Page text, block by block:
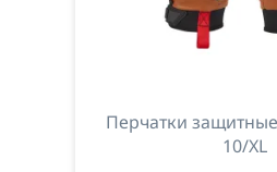
Перчатки
10/XL